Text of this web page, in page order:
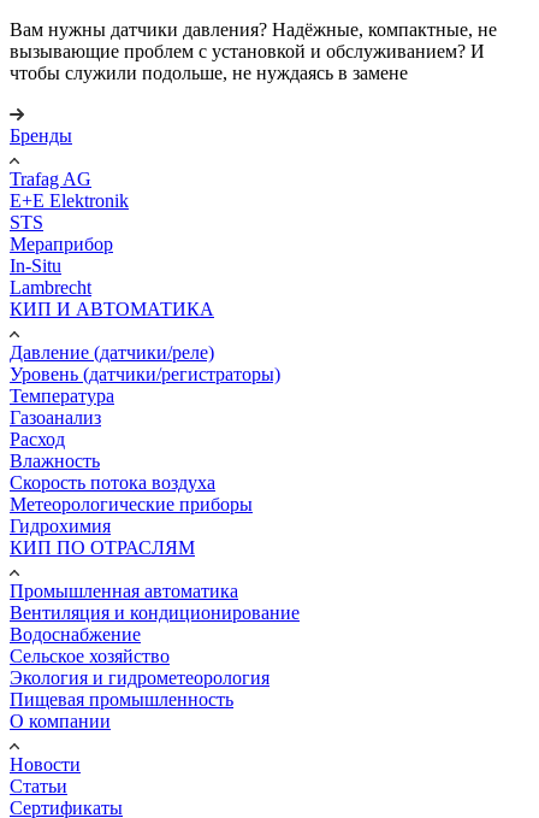
Вам нужны датчики давления? Надёжные, компактные, не
вызывающие проблем с установкой и обслуживанием? И
чтобы служили подольше, не нуждаясь в замене
Бренды
Trafag AG
E+E Elektronik
STS
Мераприбор
In-Situ
Lambrecht
КИП И АВТОМАТИКА
Давление (датчики/реле)
Уровень (датчики/регистраторы)
Температура
Газоанализ
Расход
Влажность
Скорость потока воздуха
Метеорологические приборы
Гидрохимия
КИП ПО ОТРАСЛЯМ
Промышленная автоматика
Вентиляция и кондиционирование
Водоснабжение
Сельское хозяйство
Экология и гидрометеорология
Пищевая промышленность
О компании
Новости
Статьи
Сертификаты